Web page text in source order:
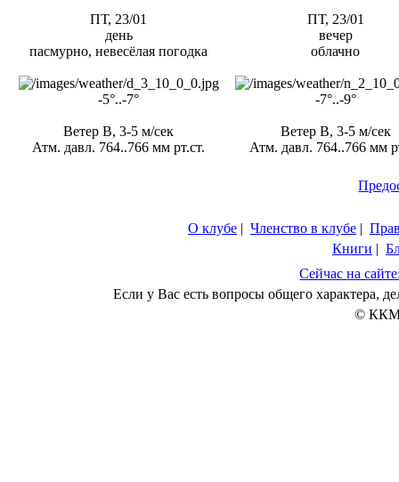
ПТ, 23/01
день
пасмурно, невесёлая погодка
-5°..-7°
Ветер В, 3-5 м/сек
Атм. давл. 764..766 мм рт.ст.
ПТ, 23/01
вечер
облачно
-7°..-9°
Ветер В, 3-5 м/сек
Атм. давл. 764..766 мм
О клубе | Членство в клубе |
Книги |
Сейчас на
Если у Вас есть вопросы общего характера,
© ККМ